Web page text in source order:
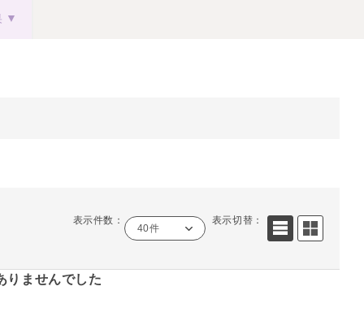
表示件数：
40件
表示切替：
りませんでした